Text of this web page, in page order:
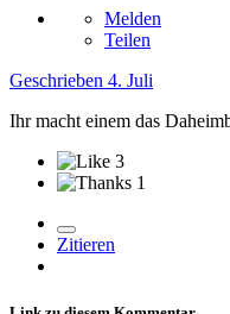
Melden
Teilen
Geschrieben 4. Juli
Ihr macht einem das
3
1
Zitieren